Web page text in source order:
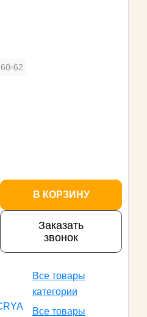
60-62
В КОРЗИНУ
Заказать
звонок
Все товары
категории
Все товары